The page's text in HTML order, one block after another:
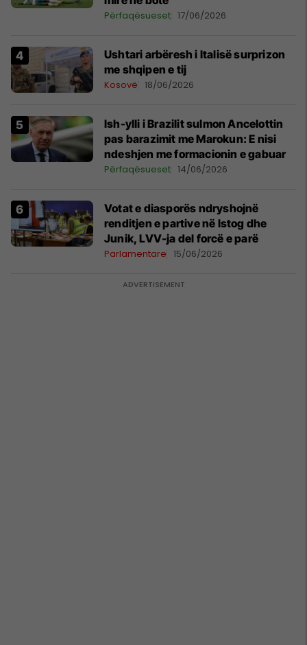
Përfaqësueset 17/06/2026
Ushtari arbëresh i Italisë surprizon
me shqipen e tij
Kosovë 18/06/2026
Ish-ylli i Brazilit sulmon Ancelottin
pas barazimit me Marokun: E nisi
ndeshjen me formacionin e gabuar
Përfaqësueset 14/06/2026
Votat e diasporës ndryshojnë
renditjen e partive në Istog dhe
Junik, LVV-ja del forcë e parë
Parlamentare 15/06/2026